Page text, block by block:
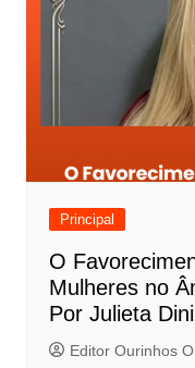
Principal
O
Mulheres no
Por Julieta
Editor Ourinhos